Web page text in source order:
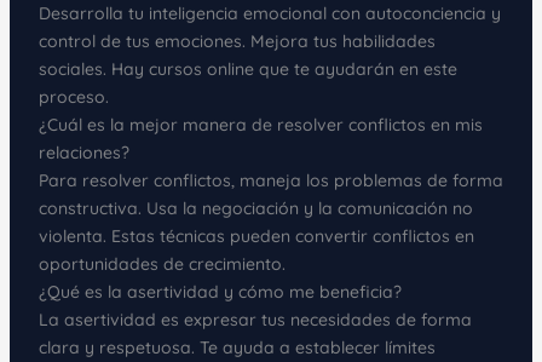
Desarrolla tu inteligencia emocional con autoconciencia y
control de tus emociones. Mejora tus habilidades
sociales. Hay cursos online que te ayudarán en este
proceso.
¿Cuál es la mejor manera de resolver conflictos en mis
relaciones?
Para resolver conflictos, maneja los problemas de forma
constructiva. Usa la negociación y la comunicación no
violenta. Estas técnicas pueden convertir conflictos en
oportunidades de crecimiento.
¿Qué es la asertividad y cómo me beneficia?
La asertividad es expresar tus necesidades de forma
clara y respetuosa. Te ayuda a establecer límites